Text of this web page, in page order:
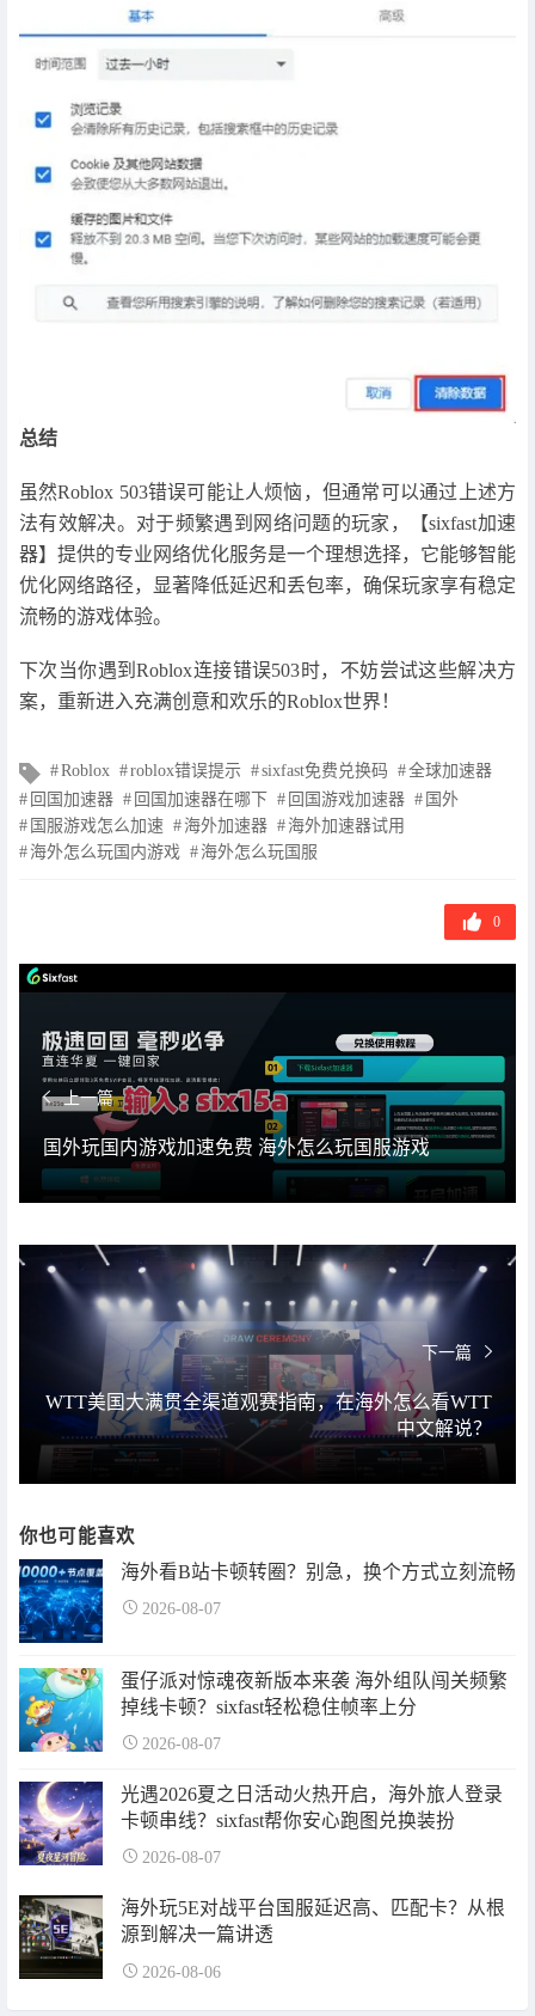
总结
虽然Roblox 503错误可能让人烦恼，但通常可以通过上述方
法有效解决。对于频繁遇到网络问题的玩家，【sixfast加速
器】提供的专业网络优化服务是一个理想选择，它能够智能
优化网络路径，显著降低延迟和丢包率，确保玩家享有稳定
流畅的游戏体验。
下次当你遇到Roblox连接错误503时，不妨尝试这些解决方
案，重新进入充满创意和欢乐的Roblox世界！
文
章
标
签
Roblox roblox错误提示 sixfast免费兑换码
全球加速器
回国加速器
回国加速器在哪下 回国游戏加速器
国外
国服游戏怎么加速
海外加速器
海外加速器试用
海外怎么玩国内游戏
海外怎么玩国服
0
上一篇
国外玩国内游戏加速免费 海外怎么玩国服游戏
下一篇
WTT美国大满贯全渠道观赛指南，在海外怎么看WTT
中文解说？​
你也可能喜欢
海外看B站卡顿转圈？别急，换个方式立刻流畅
2026-08-07
蛋仔派对惊魂夜新版本来袭 海外组队闯关频繁
掉线卡顿？sixfast轻松稳住帧率上分
2026-08-07
光遇2026夏之日活动火热开启，海外旅人登录
卡顿串线？sixfast帮你安心跑图兑换装扮
2026-08-07
海外玩5E对战平台国服延迟高、匹配卡？从根
源到解决一篇讲透
2026-08-06